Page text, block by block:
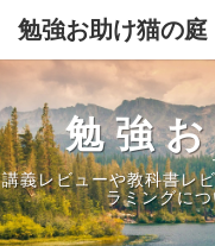
勉強お助け猫の庭
勉強
講義レビューや教科書レ
ラミングに